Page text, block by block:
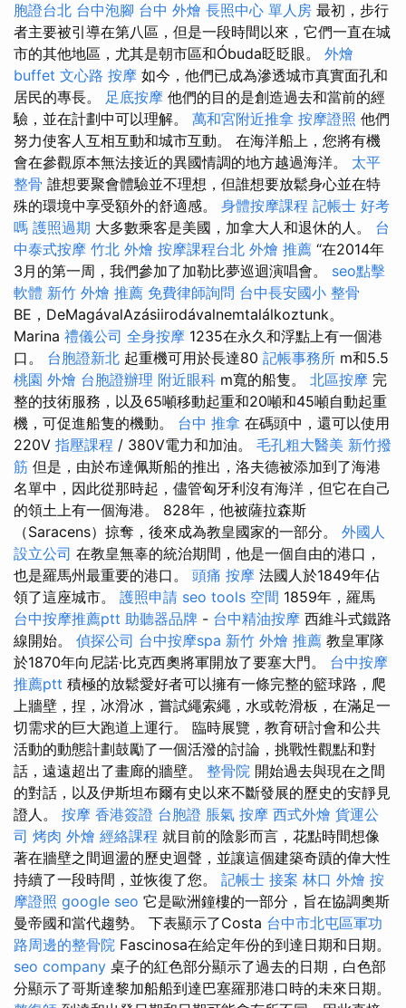
胞證台北 台中泡腳 台中 外燴 長照中心 單人房 最初，步行
者主要被引導在第八區，但是一段時間以來，它們一直在城
市的其他地區，尤其是朝市區和Óbuda眨眨眼。 外燴
buffet 文心路 按摩 如今，他們已成為滲透城市真實面孔和
居民的專長。 足底按摩 他們的目的是創造過去和當前的經
驗，並在計劃中可以理解。 萬和宮附近推拿 按摩證照 他們
努力使客人互相互動和城市互動。 在海洋船上，您將有機
會在參觀原本無法接近的異國情調的地方越過海洋。 太平
整骨 誰想要聚會體驗並不理想，但誰想要放鬆身心並在特
殊的環境中享受額外的舒適感。 身體按摩課程 記帳士 好考
嗎 護照過期 大多數乘客是美國，加拿大人和退休的人。 台
中泰式按摩 竹北 外燴 按摩課程台北 外燴 推薦 “在2014年
3月的第一周，我們參加了加勒比夢巡迴演唱會。 seo點擊
軟體 新竹 外燴 推薦 免費律師詢問 台中長安國小 整骨
BE，DeMagávalAzásiirodávalnemtalálkoztunk。
Marina 禮儀公司 全身按摩 1235在永久和浮點上有一個港
口。 台胞證新北 起重機可用於長達80 記帳事務所 m和5.5
桃園 外燴 台胞證辦理 附近眼科 m寬的船隻。 北區按摩 完
整的技術服務，以及65噸移動起重和20噸和45噸自動起重
機，可促進船隻的機動。 台中 推拿 在碼頭中，還可以使用
220V 指壓課程 / 380V電力和加油。 毛孔粗大醫美 新竹撥
筋 但是，由於布達佩斯船的推出，洛夫德被添加到了海港
名單中，因此從那時起，儘管匈牙利沒有海洋，但它在自己
的領土上有一個海港。 828年，他被薩拉森斯
（Saracens）掠奪，後來成為教皇國家的一部分。 外國人
設立公司 在教皇無辜的統治期間，他是一個自由的港口，
也是羅馬州最重要的港口。 頭痛 按摩 法國人於1849年佔
領了這座城市。 護照申請 seo tools 空間 1859年，羅馬
台中按摩推薦ptt 助聽器品牌 - 台中精油按摩 西維斗式鐵路
線開始。 偵探公司 台中按摩spa 新竹 外燴 推薦 教皇軍隊
於1870年向尼諾·比克西奧將軍開放了要塞大門。 台中按摩
推薦ptt 積極的放鬆愛好者可以擁有一條完整的籃球路，爬
上牆壁，捏，冰滑冰，嘗試繩索繩，水或乾滑板，在滿足一
切需求的巨大跑道上運行。 臨時展覽，教育研討會和公共
活動的動態計劃鼓勵了一個活潑的討論，挑戰性觀點和對
話，遠遠超出了畫廊的牆壁。 整骨院 開始過去與現在之間
的對話，以及伊斯坦布爾有史以來不斷發展的歷史的安靜見
證人。 按摩 香港簽證 台胞證 脹氣 按摩 西式外燴 貨運公
司 烤肉 外燴 經絡課程 就目前的陰影而言，花點時間想像
著在牆壁之間迴盪的歷史迴聲，並讓這個建築奇蹟的偉大性
持續了一段時間，並恢復了您。 記帳士 接案 林口 外燴 按
摩證照 google seo 它是歐洲鐘樓的一部分，旨在協調奧斯
曼帝國和當代趨勢。 下表顯示了Costa 台中市北屯區軍功
路周邊的整骨院 Fascinosa在給定年份的到達日期和日期。
seo company 桌子的紅色部分顯示了過去的日期，白色部
分顯示了哥斯達黎加船船到達巴塞羅那港口時的未來日期。